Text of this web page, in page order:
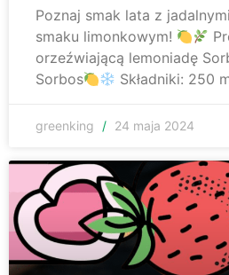
Poznaj smak lata z
smaku limonkowym!
orzeźwiającą lemoniadę
Sorbos
Składniki: 250
greenking 24 maja 2024